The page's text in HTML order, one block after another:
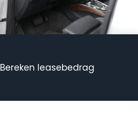
Bereken leasebedrag